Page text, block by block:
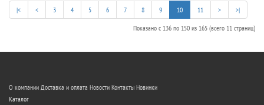
|< < 3 4 5 6 7 8 9 10 11 > >|
Показано с 136 по 150 из 165 (всего 11 страниц)
О компании Доставка и оплата Новости Контакты Новинки
Каталог